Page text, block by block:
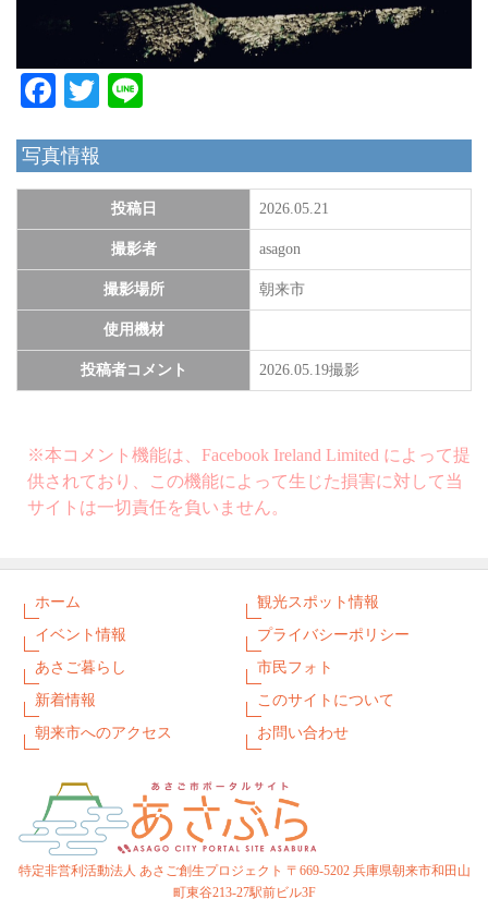
Facebook
Twitter
写真情報
投稿日 2026.05.21
撮影者 asagon
撮影場所 朝来市
使用機材
投稿者コメント 2026.05.19撮影
※本コメント機能は、Facebook Ireland Limited によって提
供されており、この機能によって生じた損害に対して当
サイトは一切責任を負いません。
ホーム
観光スポット情報
イベント情報
プライバシーポリシー
あさご暮らし
市民フォト
新着情報
このサイトについて
朝来市へのアクセス
お問い合わせ
特定非営利活動法人 あさご創生プロジェクト 〒669-5202 兵庫県朝来市和田山
町東谷213-27駅前ビル3F